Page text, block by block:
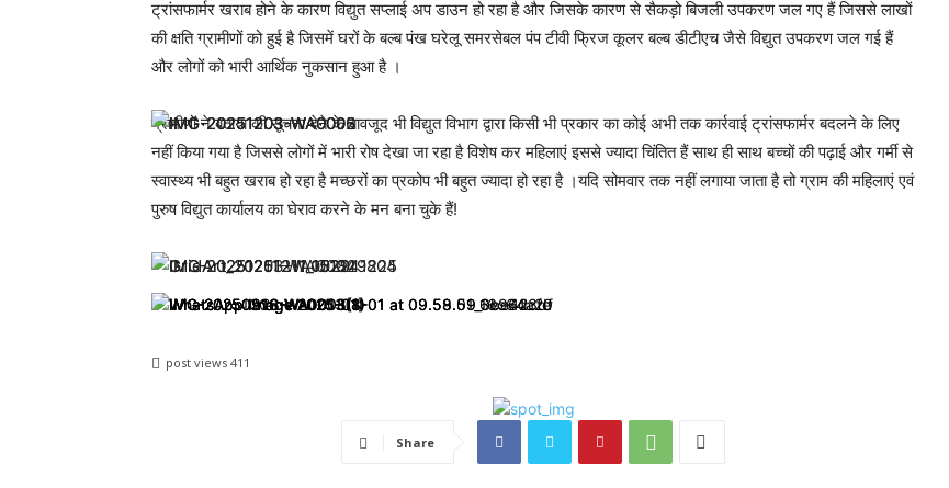
ट्रांसफार्मर खराब होने के कारण विद्युत सप्लाई अप डाउन हो रहा है और जिसके कारण से सैकड़ो बिजली उपकरण जल गए हैं जिससे लाखों
की क्षति ग्रामीणों को हुई है जिसमें घरों के बल्ब पंख घरेलू समरसेबल पंप टीवी फ्रिज कूलर बल्ब डीटीएच जैसे विद्युत उपकरण जल गई हैं
और लोगों को भारी आर्थिक नुकसान हुआ है ।
ग्रामीणों ने बताया की सूचना देने के बावजूद भी विद्युत विभाग द्वारा किसी भी प्रकार का कोई अभी तक कार्रवाई ट्रांसफार्मर बदलने के लिए
नहीं किया गया है जिससे लोगों में भारी रोष देखा जा रहा है विशेष कर महिलाएं इससे ज्यादा चिंतित हैं साथ ही साथ बच्चों की पढ़ाई और गर्मी से
स्वास्थ्य भी बहुत खराब हो रहा है मच्छरों का प्रकोप भी बहुत ज्यादा हो रहा है ।यदि सोमवार तक नहीं लगाया जाता है तो ग्राम की महिलाएं एवं
पुरुष विद्युत कार्यालय का घेराव करने के मन बना चुके हैं!
post views 411
Share